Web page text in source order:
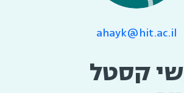
ahayk@hit.ac.il
שי קסטל